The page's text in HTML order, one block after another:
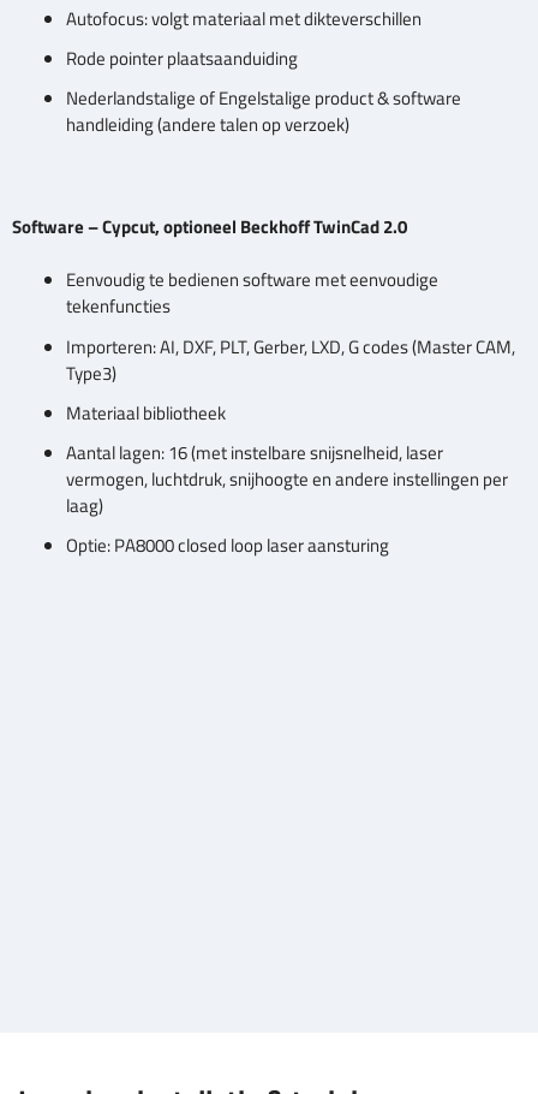
Autofocus: volgt materiaal met dikteverschillen
Rode pointer plaatsaanduiding
Nederlandstalige of Engelstalige product & software
handleiding (andere talen op verzoek)
Software – Cypcut, optioneel Beckhoff TwinCad 2.0
Eenvoudig te bedienen software met eenvoudige
tekenfuncties
Importeren: AI, DXF, PLT, Gerber, LXD, G codes (Master CAM,
Type3)
Materiaal bibliotheek
Aantal lagen: 16 (met instelbare snijsnelheid, laser
vermogen, luchtdruk, snijhoogte en andere instellingen per
laag)
Optie: PA8000 closed loop laser aansturing